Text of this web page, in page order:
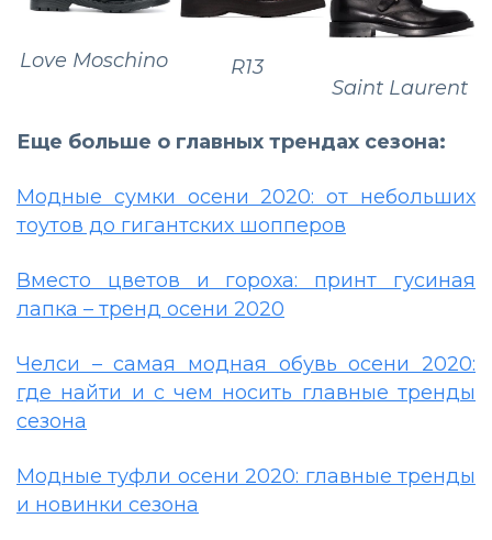
Love Moschino
R13
Saint Laurent
Еще больше о главных трендах сезона:
Модные сумки осени 2020: oт небольших
тоутов до гигантских шопперов
Вместо цветов и гороха: принт гусиная
лапка – тренд осени 2020
Челси – самая модная обувь осени 2020:
где найти и с чем носить главные тренды
сезона
Модные туфли осени 2020: главные тренды
и новинки сезона